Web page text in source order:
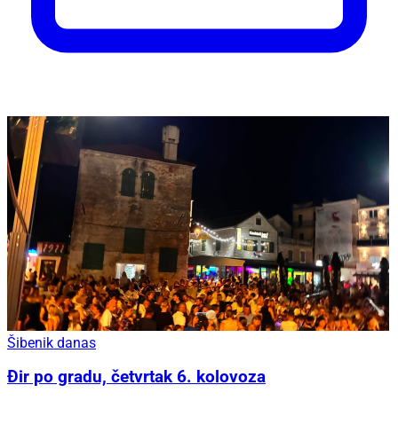
Šibenik danas
Đir po gradu, četvrtak 6. kolovoza